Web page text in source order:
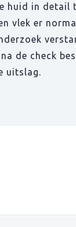
huid in detail
vlek er
de check
uitslag.